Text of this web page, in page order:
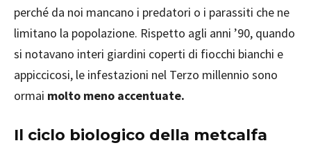
perché da noi mancano i predatori o i parassiti che ne
limitano la popolazione. Rispetto agli anni ’90, quando
si notavano interi giardini coperti di fiocchi bianchi e
appiccicosi, le infestazioni nel Terzo millennio sono
ormai molto meno accentuate.
Il ciclo biologico della metcalfa